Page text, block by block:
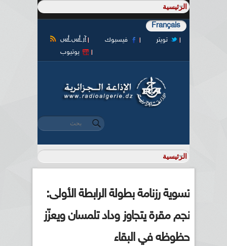
Français
آر أس أس فيسبوك
تويتر
يوتيوب
استمارة البحث
‏بحث ‏
تسوية رزنامة بطولة الرابطة الأولى:
نجم مقرة يتجاوز وداد تلمسان ويعزّز
حظوظه في البقاء